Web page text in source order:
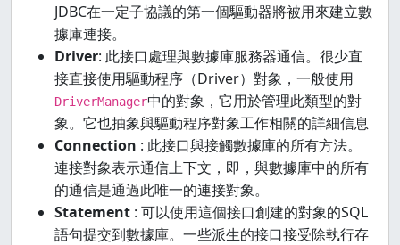
JDBC在一定子協議的第一個驅動器將被用來建立數
據庫連接。
Driver: 此接口處理與數據庫服務器通信。很少直
接直接使用驅動程序（Driver）對象，一般使用
DriverManager中的對象，它用於管理此類型的對
象。它也抽象與驅動程序對象工作相關的詳細信息
Connection : 此接口與接觸數據庫的所有方法。
連接對象表示通信上下文，即，與數據庫中的所有
的通信是通過此唯一的連接對象。
Statement : 可以使用這個接口創建的對象的SQL
語句提交到數據庫。一些派生的接口接受除執行存